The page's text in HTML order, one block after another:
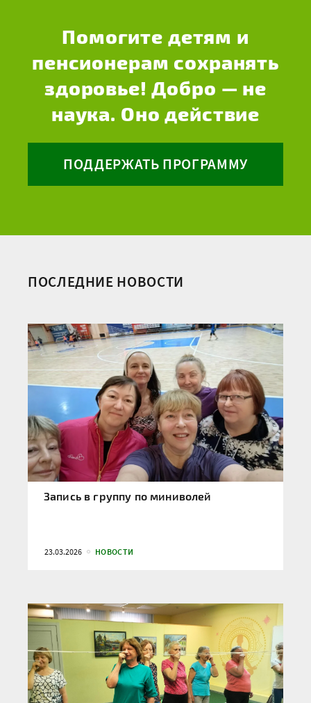
Помогите детям и
пенсионерам сохранять
здоровье! Добро — не
наука. Оно действие
ПОДДЕРЖАТЬ ПРОГРАММУ
ПОСЛЕДНИЕ НОВОСТИ
Запись в группу по миниволей
23.03.2026 НОВОСТИ